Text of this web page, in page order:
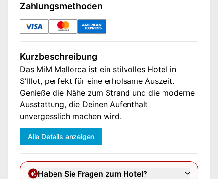
Zahlungsmethoden
Kurzbeschreibung
Das MiM Mallorca ist ein stilvolles Hotel in
S'Illot, perfekt für eine erholsame Auszeit.
Genieße die Nähe zum Strand und die moderne
Ausstattung, die Deinen Aufenthalt
unvergesslich machen wird.
Alle Details anzeigen
Haben Sie Fragen zum Hotel?